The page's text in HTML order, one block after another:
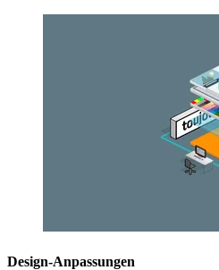
Design-Anpassungen